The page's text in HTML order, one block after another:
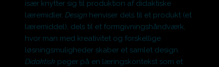
især knytter sig til produktion af didaktiske
læremidler.Design henviser dels til et produkt (et
læremiddel), dels til et formgivningshåndværk,
hvor man med kreativitet og forskellige
løsningsmuligheder skaber et samlet design.
Didaktisk peger på en læringskontekst som et